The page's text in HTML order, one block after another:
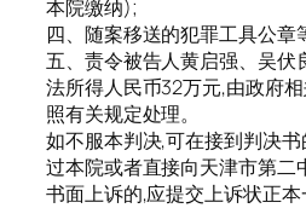
本院缴纳);
四、随案移送的犯罪工具公章
五、责令被告人黄启强、吴伏
法所得人民币32万元,由政府
照有关规定处理。
如不服本判决,可在接到判决
过本院或者直接向天津市第二
书面上诉的,应提交上诉状正本